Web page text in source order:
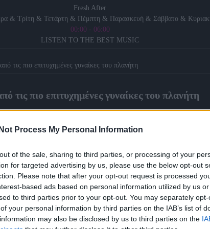
Process My Personal Information
of the sale, sharing to third parties, or processing of your
for targeted advertising by us, please use the below opt-out
Please note that after your opt-out request is processed
based ads based on personal information utilized by us
to third parties prior to your opt-out. You may separately
your personal information by third parties on the IAB’s list of
may also be disclosed by us to third parties on the
Fresh After
& Τρίτη & Τετάρτη & Πέμπτη & Παρασκευή & Σάββατο &
00:00 - 06:00
LISTEN TO THE BEST MUSIC
τις πιο επιτυχημένες γυναίκες του πλανήτη
τις πιο επιτυχημένες γυναίκες του πλανήτη